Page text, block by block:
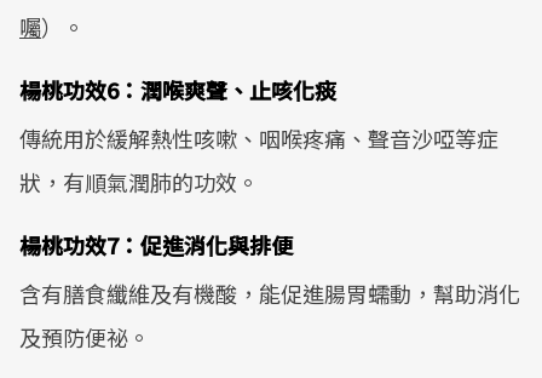
囑）。
楊桃功效6：潤喉爽聲、止咳化痰
傳統用於緩解熱性咳嗽、咽喉疼痛、聲音沙啞等症
狀，有順氣潤肺的功效。
楊桃功效7：促進消化與排便
含有膳食纖維及有機酸，能促進腸胃蠕動，幫助消化
及預防便祕。